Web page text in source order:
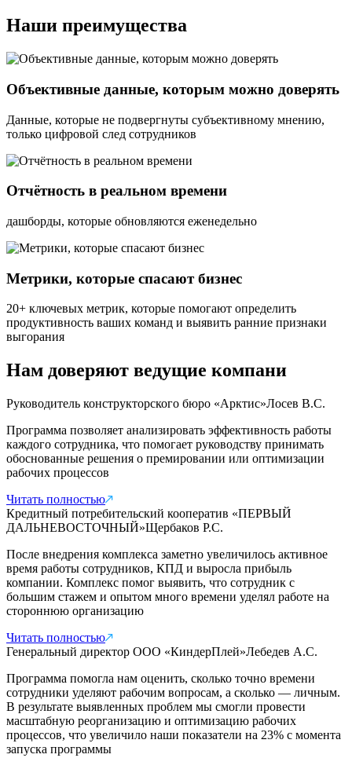
Наши преимущества
Объективные данные, которым можно доверять
Данные, которые не подвергнуты субъективному мнению,
только цифровой след сотрудников
Отчётность в реальном времени
дашборды, которые обновляются еженедельно
Метрики, которые спасают бизнес
20+ ключевых метрик, которые помогают определить
продуктивность ваших команд и выявить ранние признаки
выгорания
Нам доверяют ведущие компани
Руководитель конструкторского бюро «Арктис»Лосев В.С.
Программа позволяет анализировать эффективность работы
каждого сотрудника, что помогает руководству принимать
обоснованные решения о премировании или оптимизации
рабочих процессов
Читать полностью
Кредитный потребительский кооператив «ПЕРВЫЙ
ДАЛЬНЕВОСТОЧНЫЙ»Щербаков Р.С.
После внедрения комплекса заметно увеличилось активное
время работы сотрудников, КПД и выросла прибыль
компании. Комплекс помог выявить, что сотрудник с
большим стажем и опытом много времени уделял работе на
стороннюю организацию
Читать полностью
Генеральный директор ООО «КиндерПлей»Лебедев А.С.
Программа помогла нам оценить, сколько точно времени
сотрудники уделяют рабочим вопросам, а сколько — личным.
В результате выявленных проблем мы смогли провести
масштабную реорганизацию и оптимизацию рабочих
процессов, что увеличило наши показатели на 23% с момента
запуска программы